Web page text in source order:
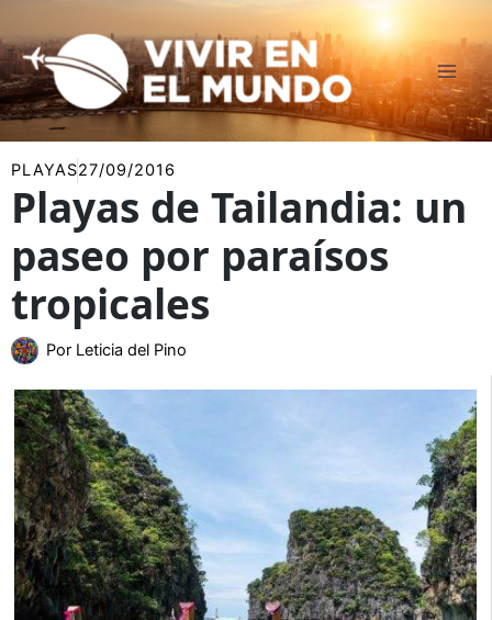
al
contenido
PLAYAS27/09/2016
Playas de Tailandia: un
paseo por paraísos
tropicales
Por Leticia del Pino